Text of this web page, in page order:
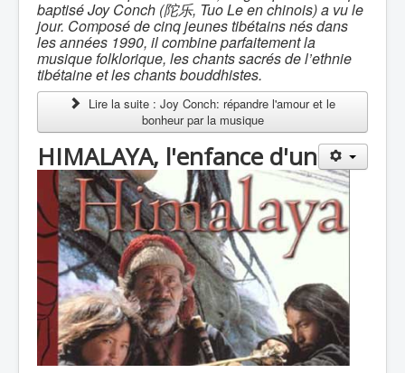
baptisé Joy Conch (陀乐, Tuo Le en chinois) a vu le
jour. Composé de cinq jeunes tibétains nés dans
les années 1990, il combine parfaitement la
musique folklorique, les chants sacrés de l’ethnie
tibétaine et les chants bouddhistes.
Lire la suite : Joy Conch: répandre l'amour et le
bonheur par la musique
HIMALAYA, l'enfance d'un